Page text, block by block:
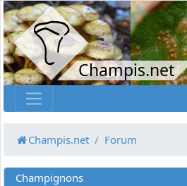
Champis.net
Champis.net Forum
Champignons